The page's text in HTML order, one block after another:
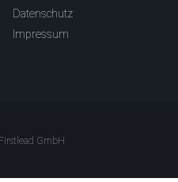
Datenschutz
Impressum
GmbH